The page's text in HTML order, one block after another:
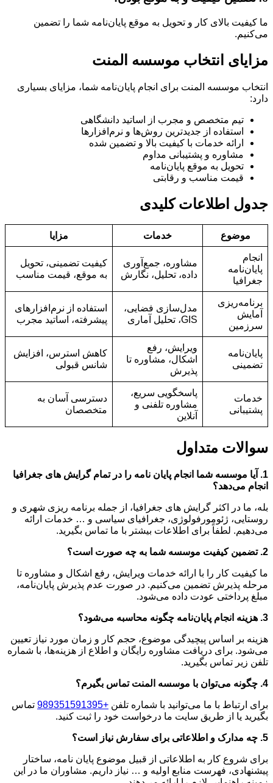
ما کیفیت بالای کار و تحویل به موقع پایان‌نامه شما را تضمین
می‌کنیم.
مزایای انتخاب موسسه المنت
انتخاب موسسه المنت برای انجام پایان‌نامه شما، مزایای بسیاری
دارد:
تیم متخصص و مجرب از اساتید دانشگاهی
استفاده از جدیدترین روش‌ها و نرم‌افزارها
ارائه خدمات با کیفیت بالا و تضمین شده
مشاوره و پشتیبانی مداوم
تحویل به موقع پایان‌نامه
قیمت مناسب و رقابتی
جدول اطلاعات کلیدی
موضوع خدمات مزایا
انجام
پایان‌نامه
جغرافیا
مشاوره، جمع‌آوری
داده، تحلیل، نگارش
کیفیت تضمینی، تحویل
به موقع، قیمت مناسب
برنامه‌ریزی
آمایش
سرزمین
مدل‌سازی فضایی،
GIS، تحلیل آماری
استفاده از نرم‌افزارهای
پیشرفته، اساتید مجرب
پایان‌نامه
تضمینی
ویرایش، رفع
اشکال، مشاوره تا
پذیرش
کاهش استرس، افزایش
شانس قبولی
خدمات
پشتیبانی
پاسخگویی سریع،
مشاوره تلفنی و
آنلاین
دسترسی آسان به
متخصصان
سوالات متداول
1. آیا موسسه شما انجام پایان نامه را در تمام گرایش های جغرافیا
انجام می‌دهد؟
بله، ما در اکثر گرایش های جغرافیا، از جمله برنامه ریزی شهری و
روستایی، ژئومورفولوژی، جغرافیای سیاسی و … خدمات ارائه
می‌دهیم. لطفاً برای اطلاعات بیشتر با ما تماس بگیرید.
2. تضمین کیفیت موسسه شما به چه صورت است؟
ما کیفیت کار را با ارائه خدمات ویرایش، رفع اشکال و مشاوره تا
مرحله پذیرش تضمین می‌کنیم. در صورت عدم پذیرش پایان‌نامه،
مبلغ پرداختی عودت داده می‌شود.
3. هزینه انجام پایان‌نامه چگونه محاسبه می‌شود؟
هزینه بر اساس پیچیدگی موضوع، حجم کار و زمان مورد نیاز تعیین
می‌شود. برای دریافت مشاوره رایگان و اطلاع از هزینه‌ها، با شماره
تلفن زیر تماس بگیرید.
4. چگونه می‌توان با موسسه المنت تماس بگیرم؟
برای ارتباط با ما می‌توانید با شماره تلفن +989351591395
تماس
بگیرید یا از طریق سایت ما درخواست خود را ثبت کنید.
5. چه مدارک و اطلاعاتی برای سفارش نیاز است؟
برای شروع کار به اطلاعاتی از قبیل موضوع پایان نامه، ساختار
پیشنهادی، فهرست منابع اولیه و … نیاز داریم. مشاوران ما در این